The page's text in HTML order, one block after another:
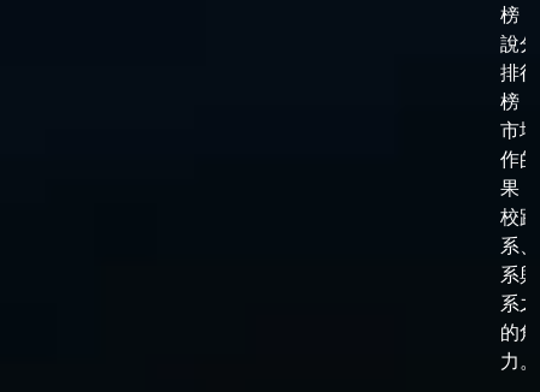
榜
說
排行
榜
市
作
果
校跟
系
系
系
的角
力